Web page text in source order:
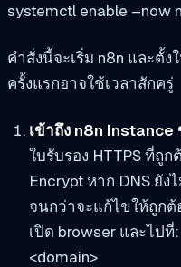
systemctl enable –now
คำสั่งนี้จะเริ่ม n8n และตั้
ครั้งแรกอาจใช้เวลาสักครู่
เข้าถึง n8n
ใบรับรอง HTTPS ที่ถู
Encrypt หาก DNS ยัง
จนกว่าจะแก้ไขให้ถูกต้
เปิด browser และไปที่:
<domain>